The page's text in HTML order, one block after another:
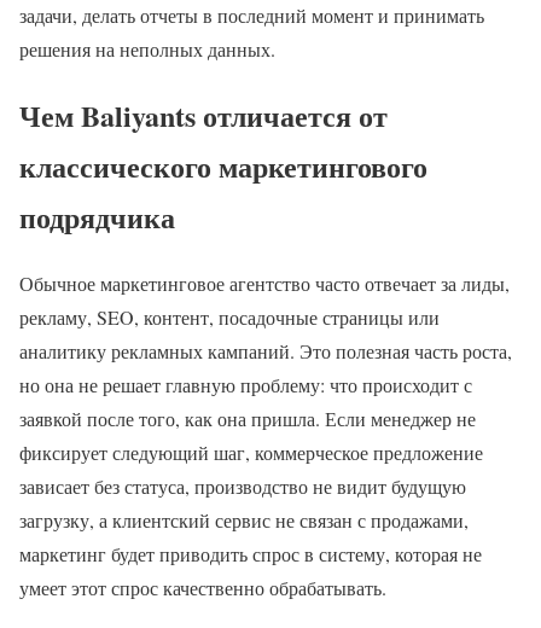
задачи, делать отчеты в последний момент и принимать
решения на неполных данных.
Чем Baliyants отличается от
классического маркетингового
подрядчика
Обычное маркетинговое агентство часто отвечает за лиды,
рекламу, SEO, контент, посадочные страницы или
аналитику рекламных кампаний. Это полезная часть роста,
но она не решает главную проблему: что происходит с
заявкой после того, как она пришла. Если менеджер не
фиксирует следующий шаг, коммерческое предложение
зависает без статуса, производство не видит будущую
загрузку, а клиентский сервис не связан с продажами,
маркетинг будет приводить спрос в систему, которая не
умеет этот спрос качественно обрабатывать.